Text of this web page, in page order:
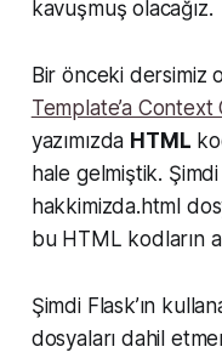
kavuşmuş olacağız.
Bir önceki dersimiz
Template’a
yazımızda HTML
hale gelmiştik.
hakkimizda.html
bu HTML kodların
Şimdi Flask’ın
dosyaları dahil